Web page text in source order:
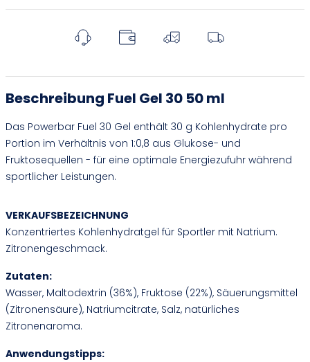
Beschreibung Fuel Gel 30 50 ml
Das Powerbar Fuel 30 Gel enthält 30 g Kohlenhydrate pro
Portion im Verhältnis von 1:0,8 aus Glukose- und
Fruktosequellen - für eine optimale Energiezufuhr während
sportlicher Leistungen.
VERKAUFSBEZEICHNUNG
Konzentriertes Kohlenhydratgel für Sportler mit Natrium.
Zitronengeschmack.
Zutaten:
Wasser, Maltodextrin (36%), Fruktose (22%), Säuerungsmittel
(Zitronensäure), Natriumcitrate, Salz, natürliches
Zitronenaroma.
Anwendungstipps: